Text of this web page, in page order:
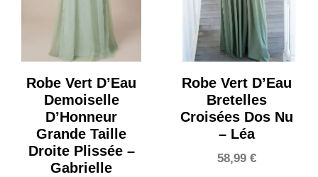
Robe Vert D’Eau
Demoiselle
D’Honneur
Grande Taille
Droite Plissée –
Gabrielle
Robe Vert D’Eau
Bretelles
Croisées Dos Nu
– Léa
58,99 €